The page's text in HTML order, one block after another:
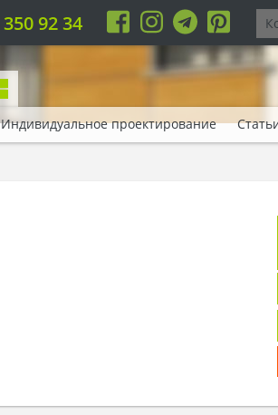
350 92 34
Индивидуальное проектирование